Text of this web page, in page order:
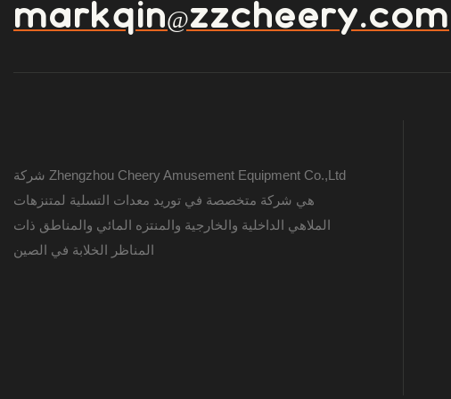
markqin@zzcheery.com
شركة Zhengzhou Cheery Amusement Equipment Co.,Ltd
هي شركة متخصصة في توريد معدات التسلية لمتنزهات
الملاهي الداخلية والخارجية والمنتزه المائي والمناطق ذات